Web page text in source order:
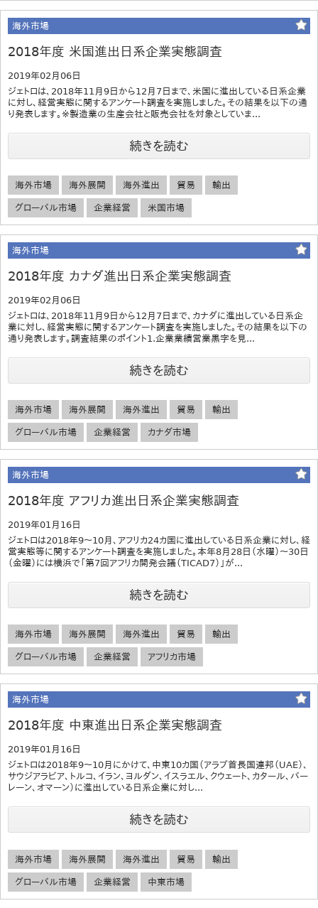
海外市場
2018年度 米国進出日系企業実態調査
2019年02月06日
ジェトロは、2018年11月9日から12月7日まで、米国に進出している日系企業
に対し、経営実態に関するアンケート調査を実施しました。その結果を以下の通
り発表します。※製造業の生産会社と販売会社を対象としていま...
続きを読む
海外市場 海外展開 海外進出 貿易 輸出
グローバル市場 企業経営 米国市場
海外市場
2018年度 カナダ進出日系企業実態調査
2019年02月06日
ジェトロは、2018年11月9日から12月7日まで、カナダに進出している日系企
業に対し、経営実態に関するアンケート調査を実施しました。その結果を以下の
通り発表します。調査結果のポイント1.企業業績営業黒字を見...
続きを読む
海外市場 海外展開 海外進出 貿易 輸出
グローバル市場 企業経営 カナダ市場
海外市場
2018年度 アフリカ進出日系企業実態調査
2019年01月16日
ジェトロは2018年9～10月、アフリカ24カ国に進出している日系企業に対し、経
営実態等に関するアンケート調査を実施しました。本年8月28日（水曜）～30日
（金曜）には横浜で「第7回アフリカ開発会議（TICAD7）」が...
続きを読む
海外市場 海外展開 海外進出 貿易 輸出
グローバル市場 企業経営 アフリカ市場
海外市場
2018年度 中東進出日系企業実態調査
2019年01月16日
ジェトロは2018年9～10月にかけて、中東10カ国（アラブ首長国連邦（UAE）、
サウジアラビア、トルコ、イラン、ヨルダン、イスラエル、クウェート、カタール、バー
レーン、オマーン）に進出している日系企業に対し...
続きを読む
海外市場 海外展開 海外進出 貿易 輸出
グローバル市場 企業経営 中東市場